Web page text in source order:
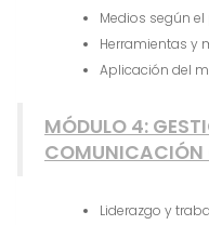
Medios según
Herramientas y
Aplicación del
MÓDULO 4:
COMUNICACIÓN
Liderazgo y